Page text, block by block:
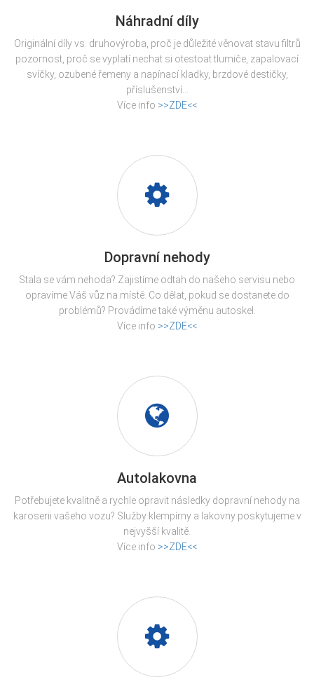
Náhradní díly
Originální díly vs. druhovýroba, proč je důležité věnovat stavu filtrů
pozornost, proč se vyplatí nechat si otestoat tlumiče, zapalovací
svíčky, ozubené řemeny a napínací kladky, brzdové destičky,
příslušenství...
Více info >>ZDE<<
Dopravní nehody
Stala se vám nehoda? Zajistíme odtah do našeho servisu nebo
opravíme Váš vůz na místě. Co dělat, pokud se dostanete do
problémů? Provádíme také výměnu autoskel.
Více info >>ZDE<<
Autolakovna
Potřebujete kvalitně a rychle opravit následky dopravní nehody na
karoserii vašeho vozu? Služby klempírny a lakovny poskytujeme v
nejvyšší kvalitě.
Více info >>ZDE<<